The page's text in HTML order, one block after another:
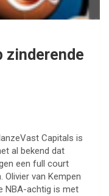
zinderende
Capitals is
al bekend dat
een full court
Olivier van Kempen
NBA-achtig is met